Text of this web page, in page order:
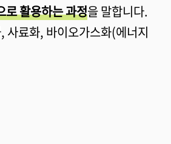
로 활용하는 과정을 말합니다.
사료화, 바이오가스화(에너지